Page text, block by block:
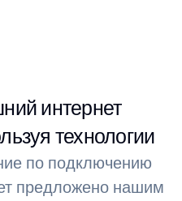
интернет
технологии
по подключению
предложено нашим